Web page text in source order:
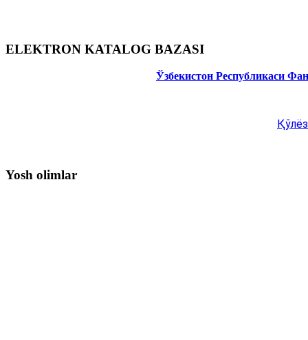
ELEKTRON KATALOG BAZASI
Ўзбекистон Республикаси
Yosh olimlar